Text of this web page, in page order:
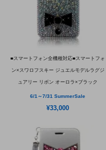
■スマートフォン全機種対応■スマートフォ
ン×スワロフスキー ジュエルモデルラグジ
ュアリー リボン オーロラ×ブラック
6/1～7/31 SummerSale
¥33,000